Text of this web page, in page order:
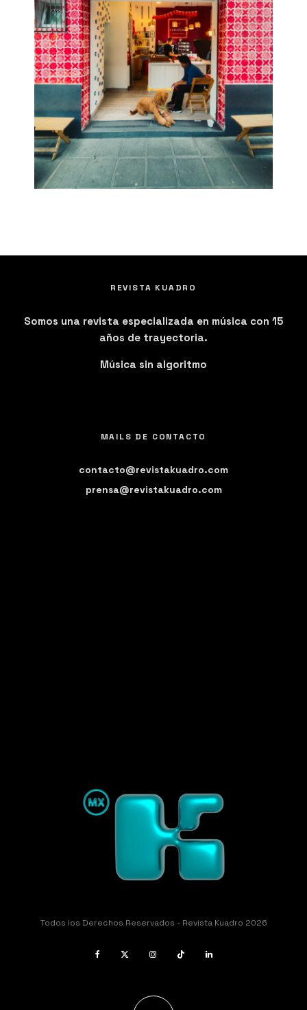
REVISTA KUADRO
Somos una revista especializada en música con 15
años de trayectoria.
Música sin algoritmo
MAILS DE CONTACTO
contacto@revistakuadro.com
prensa@revistakuadro.com
Todos los Derechos Reservados - Revista Kuadro 2026